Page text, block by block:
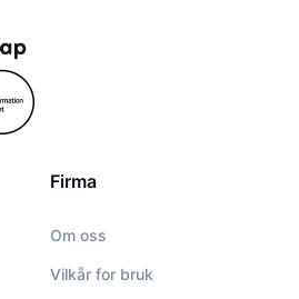
Firma
Om oss
Vilkår for bruk